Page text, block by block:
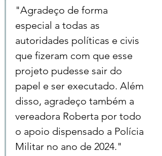
"Agradeço de forma
especial a todas as
autoridades políticas e civis
que fizeram com que esse
projeto pudesse sair do
papel e ser executado. Além
disso, agradeço também a
vereadora Roberta por todo
o apoio dispensado a Polícia
Militar no ano de 2024."